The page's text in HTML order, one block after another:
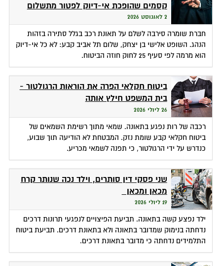
קסמים שהופכת אי-דיוק לפטור מתשלום
2 לאוגוסט 2026
חברת שומרה סירבה לשלם על תאונת רכב בגלל סתירה בזהות
הנהג. השופט אלישי בן יצחק, שלום תל אביב קבע: לא כל אי-דיוק
הוא מרמה לפי סעיף 25 לחוק חוזה הביטוח.
ביטוח חקלאי הפרה את הוראות הרגולטור -
בית המשפט חילץ אותה
26 ליולי 2026
רכבה של רות נפגע בתאונה. שמאי מתוך רשימת השמאים של
ביטוח חקלאי קבע שומת נזק. המבטחת לא הודיעה תוך שבוע,
כנדרש על ידי הרגולטור, כי תפנה לשמאי מכריע.
שני פסקי דין סותרים, וילד נכה שנותר קרח
מכאן ומכאן
19 ליולי 2026
ילד נפצע קשה בתאונה. תביעת הפיצויים לנפגעי תרונות דרכים
נדחתה בנימוק שמדובר בתאונה ולא בתאונת דרכים. תביעת ביטוח
התלמידים נדחתה כי מדובר בתאונת דרכים.